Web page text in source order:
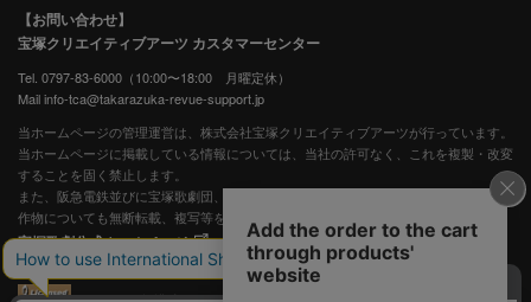
【お問い合わせ】
宝塚クリエイティブアーツ カスタマーセンター
Tel. 0797-83-6000（10:00〜18:00 月曜定休）
Mail info-tca@takarazuka-revue-support.jp
当ホームページの管理運営は、株式会社宝塚クリエイティブアーツが行っています。
当ホームページに掲載している情報については、当社の許可なく、これを複製・改変
することを固く禁止します。
また、阪急電鉄並びに宝塚歌劇団、宝塚クリエイティブアーツの出版物ほか写真等著
作物についても無断転載、複写等を禁じます。
宝塚歌劇公式ホームページ